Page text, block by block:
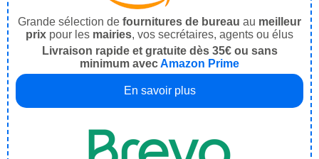
Grande sélection de fournitures de bureau au meilleur
prix pour les mairies, vos secrétaires, agents ou élus
Livraison rapide et gratuite dès 35€ ou sans
minimum avecAmazon Prime
En savoir plus